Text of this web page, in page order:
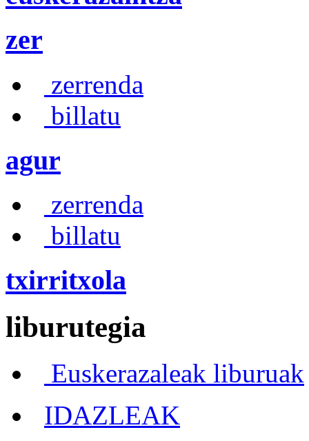
zer
zerrenda
billatu
agur
zerrenda
billatu
txirritxola
liburutegia
Euskerazaleak liburuak
IDAZLEAK